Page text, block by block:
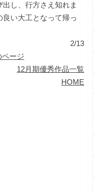
し、行方さえ知れま
い大工となって帰っ
2/13
ページ
12月期優秀作品一覧
HOME